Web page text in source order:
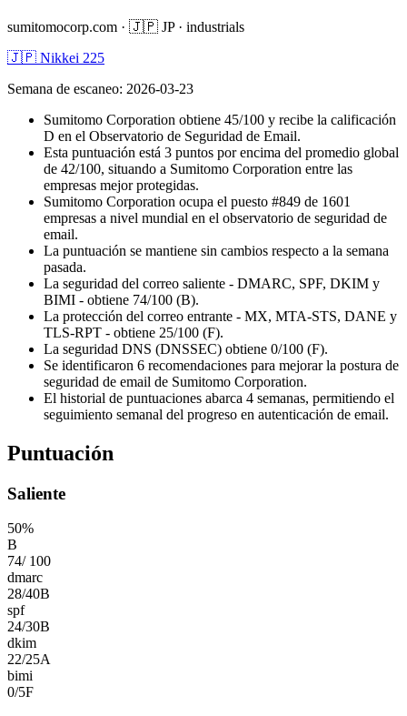
sumitomocorp.com · 🇯🇵 JP· industrials
🇯🇵 Nikkei 225
Semana de escaneo: 2026-03-23
Sumitomo Corporation obtiene 45/100 y recibe la calificación
D en el Observatorio de Seguridad de Email.
Esta puntuación está 3 puntos por encima del promedio global
de 42/100, situando a Sumitomo Corporation entre las
empresas mejor protegidas.
Sumitomo Corporation ocupa el puesto #849 de 1601
empresas a nivel mundial en el observatorio de seguridad de
email.
La puntuación se mantiene sin cambios respecto a la semana
pasada.
La seguridad del correo saliente - DMARC, SPF, DKIM y
BIMI - obtiene 74/100 (B).
La protección del correo entrante - MX, MTA-STS, DANE y
TLS-RPT - obtiene 25/100 (F).
La seguridad DNS (DNSSEC) obtiene 0/100 (F).
Se identificaron 6 recomendaciones para mejorar la postura de
seguridad de email de Sumitomo Corporation.
El historial de puntuaciones abarca 4 semanas, permitiendo el
seguimiento semanal del progreso en autenticación de email.
Puntuación
Saliente
50%
B
74/ 100
dmarc
28/40B
spf
24/30B
dkim
22/25A
bimi
0/5F